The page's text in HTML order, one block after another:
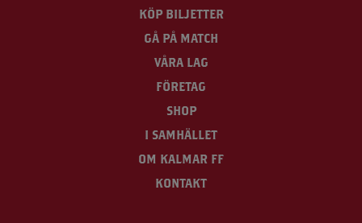
KÖP BILJETTER
GÅ PÅ MATCH
VÅRA LAG
FÖRETAG
SHOP
I SAMHÄLLET
OM KALMAR FF
KONTAKT